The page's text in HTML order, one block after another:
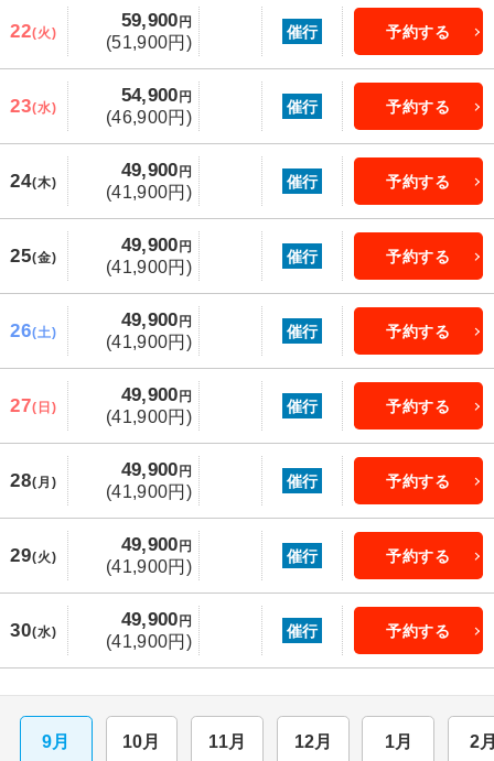
22(火)
59,900 円
(51,900円)
催行 予約する
23(水)
54,900 円
(46,900円)
催行 予約する
24(木)
49,900 円
(41,900円)
催行 予約する
25(金)
49,900 円
(41,900円)
催行 予約する
26(土)
49,900 円
(41,900円)
催行 予約する
27(日)
49,900 円
(41,900円)
催行 予約する
28(月)
49,900 円
(41,900円)
催行 予約する
29(火)
49,900 円
(41,900円)
催行 予約する
30(水)
49,900 円
(41,900円)
催行 予約する
9月 10月 11月 12月 1月 2